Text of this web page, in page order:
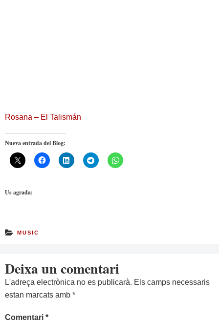
Rosana – El Talismán
Nueva entrada del Blog:
Us agrada:
MUSIC
Deixa un comentari
L'adreça electrònica no es publicarà. Els camps necessaris
estan marcats amb *
Comentari *